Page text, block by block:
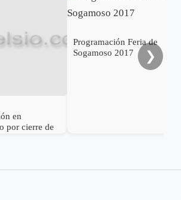
en
por cierre de
Programación Feria de
Sogamoso 2017
❯